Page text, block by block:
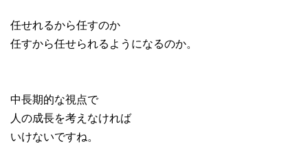
任せれるから任すのか
任すから任せられるようになるのか。
中長期的な視点で
人の成長を考えなければ
いけないですね。